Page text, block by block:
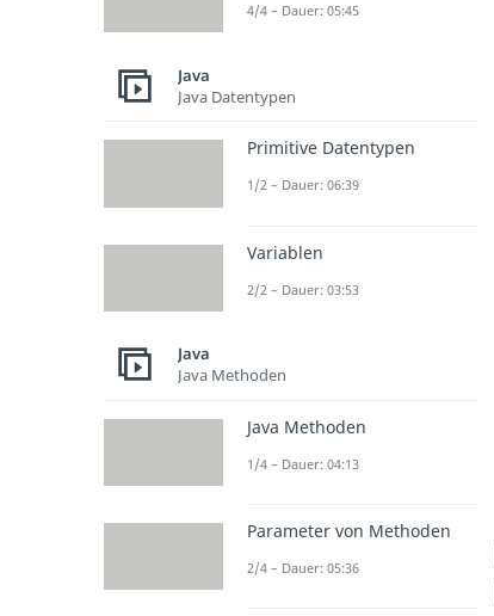
4/4 – Dauer: 05:45
Java
Java Datentypen
Primitive Datentypen
1/2 – Dauer: 06:39
Variablen
2/2 – Dauer: 03:53
Java
Java Methoden
Java Methoden
1/4 – Dauer: 04:13
Parameter von Methoden
2/4 – Dauer: 05:36